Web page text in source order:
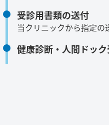
受診用書類の送付
当クリニックから指定の
健康診断・人間ドッ